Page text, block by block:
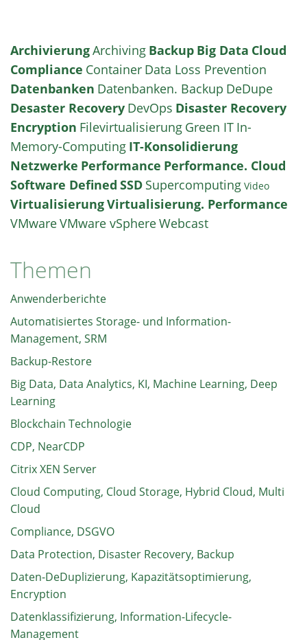
ArchivierungArchiving Backup Big Data Cloud
Compliance Container Data Loss Prevention
Datenbanken Datenbanken. Backup DeDupe
Desaster Recovery DevOps Disaster Recovery
Encryption Filevirtualisierung Green IT In-
Memory-Computing IT-Konsolidierung
Netzwerke Performance Performance. Cloud
Software Defined SSD Supercomputing Video
VirtualisierungVirtualisierung. Performance
VMwareVMware vSphereWebcast
Themen
Anwenderberichte
Automatisiertes Storage- und Information-
Management, SRM
Backup-Restore
Big Data, Data Analytics, KI, Machine Learning, Deep
Learning
Blockchain Technologie
CDP, NearCDP
Citrix XEN Server
Cloud Computing, Cloud Storage, Hybrid Cloud, Multi
Cloud
Compliance, DSGVO
Data Protection, Disaster Recovery, Backup
Daten-DeDuplizierung, Kapazitätsoptimierung,
Encryption
Datenklassifizierung, Information-Lifecycle-
Management